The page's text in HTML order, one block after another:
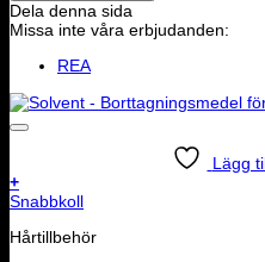
Dela denna sida
Missa inte våra erbjudanden:
REA
Lägg
+
Snabbkoll
Hårtillbehör